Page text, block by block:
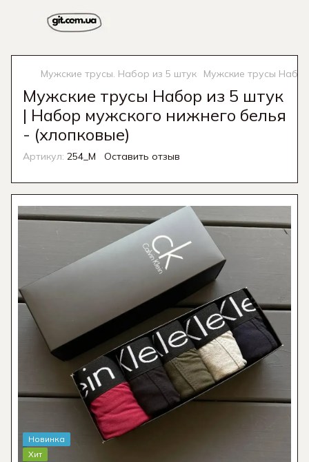
Мужские трусы. Набор из 5 штук Мужские трусы
Мужские трусы Набор из 5 штук
| Набор мужского нижнего белья
- (хлопковые)
Артикул: 254_M Оставить отзыв
Новинка
Хит